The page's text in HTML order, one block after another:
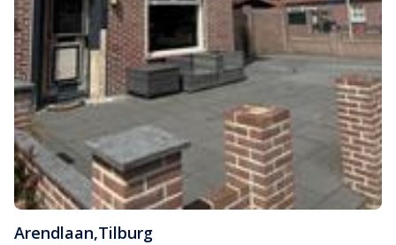
Arendlaan,Tilburg